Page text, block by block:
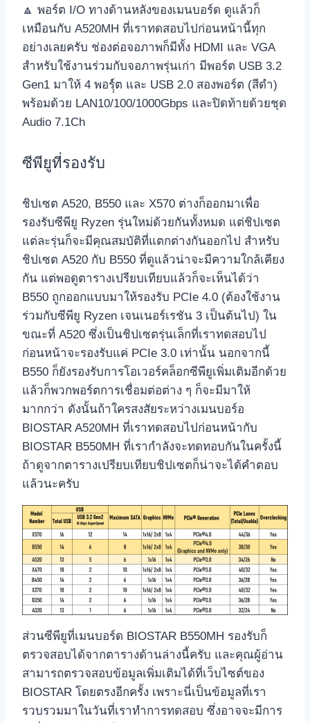
🔼 พอร์ต I/O ทางด้านหลังของเมนบอร์ด ดูแล้วก็
เหมือนกับ A520MH ที่เราทดสอบไปก่อนหน้านี้ทุก
อย่างเลยครับ ช่องต่อจอภาพก็มีทั้ง HDMI และ VGA
สำหรับใช้งานร่วมกับจอภาพรุ่นเก่า มีพอร์ต USB 3.2
Gen1 มาให้ 4 พอรฺ์ฺ์ต และ USB 2.0 สองพอร์ต (สีดำ)
พร้อมด้วย LAN10/100/1000Gbps และปิดท้ายด้วยชุด
Audio 7.1Ch
ซีพียูที่รองรับ
ชิปเซต A520, B550 และ X570 ต่างก็ออกมาเพื่อ
รองรับซีพียู Ryzen รุ่นใหม่ด้วยกันทั้งหมด แต่ชิปเซต
แต่ละรุ่นก็จะมีคุณสมบัติที่แตกต่างกันออกไป สำหรับ
ชิปเซต A520 กับ B550 ที่ดูแล้วน่าจะมีความใกล้เคียง
กัน แต่พอดูตารางเปรียบเทียบแล้วก็จะเห็นได้ว่า
B550 ถูกออกแบบมาให้รองรับ PCIe 4.0 (ต้องใช้งาน
ร่วมกับซีพียู Ryzen เจนเนอร์เรชัน 3 เป็นต้นไป) ใน
ขณะที่ A520 ซึ่งเป็นชิปเซตรุ่นเล็กที่เราทดสอบไป
ก่อนหน้าจะรองรับแค่ PCIe 3.0 เท่านั้น นอกจากนี้
B550 ก็ยังรองรับการโอเวอร์คล็อกซีพียูเพิ่มเติมอีกด้วย
แล้วก็พวกพอร์ตการเชื่อมต่อต่าง ๆ ก็จะมีมาให้
มากกว่า ดังนั้นถ้าใครสงสัยระหว่างเมนบอร์อ
BIOSTAR A520MH ที่เราทดสอบไปก่อนหน้ากับ
BIOSTAR B550MH ที่เรากำลังจะทดทอบกันในครั้งนี้
ถ้าดูจากตารางเปรียบเทียบชิปเซตก็น่าจะได้คำตอบ
แล้วนะครับ
ส่วนซีพียูที่เมนบอร์ด BIOSTAR B550MH รองรับก็
ตรวจสอบได้จากตารางด้านล่างนี้ครับ และคุณผู้อ่าน
สามารถตรวจสอบข้อมูลเพิ่มเติมได้ที่เว็บไซต์ของ
BIOSTAR โดยตรงอีกครั้ง เพราะนี่เป็นข้อมูลที่เรา
รวบรวมมาในวันที่เราทำการทดสอบ ซึ่งอาจจะมีการ